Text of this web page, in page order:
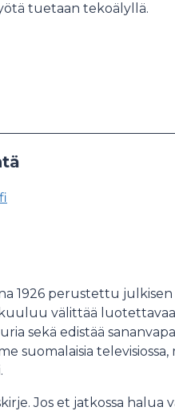
tuetaan tekoälyllä.
1926 perustettu
välittää luotettavaa
sekä edistää
televisiossa,
Jos et jatkossa halua